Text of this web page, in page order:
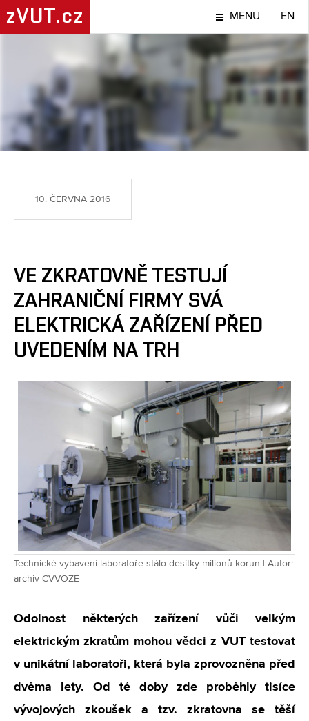
zVUT.cz MENU EN
TÉMA
10. ČERVNA 2016
VE ZKRATOVNĚ TESTUJÍ
ZAHRANIČNÍ FIRMY SVÁ
ELEKTRICKÁ ZAŘÍZENÍ PŘED
UVEDENÍM NA TRH
Technické vybavení laboratoře stálo desítky milionů korun | Autor:
archiv CVVOZE
Odolnost některých zařízení vůči velkým
elektrickým zkratům mohou vědci z VUT testovat
v unikátní laboratoři, která byla zprovozněna před
dvěma lety. Od té doby zde proběhly tisíce
vývojových zkoušek a tzv. zkratovna se těší